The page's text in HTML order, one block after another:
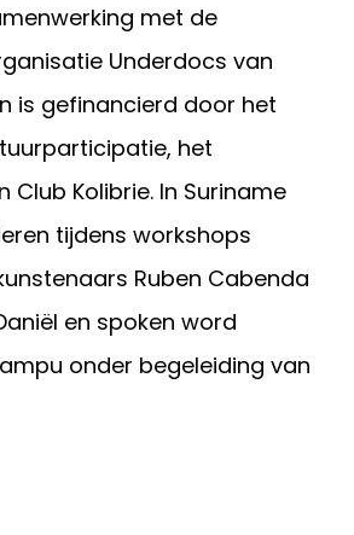
met de
Underdocs van
is gefinancierd door het
het
Club Kolibrie. In Suriname
tijdens workshops
Ruben Cabenda
en spoken word
onder begeleiding van